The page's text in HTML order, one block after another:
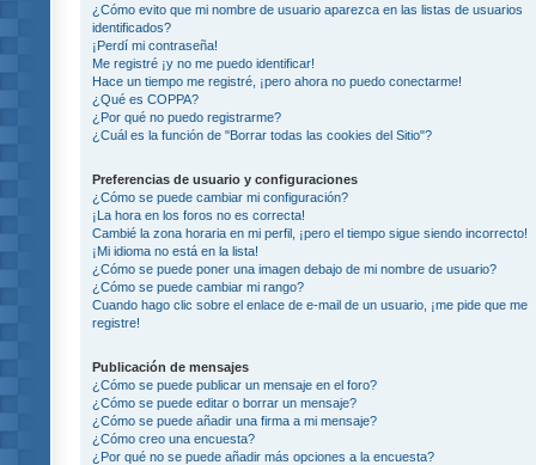
¿Cómo evito que mi nombre de usuario aparezca en las listas de usuarios
identificados?
¡Perdí mi contraseña!
Me registré ¡y no me puedo identificar!
Hace un tiempo me registré, ¡pero ahora no puedo conectarme!
¿Qué es COPPA?
¿Por qué no puedo registrarme?
¿Cuál es la función de "Borrar todas las cookies del Sitio"?
Preferencias de usuario y configuraciones
¿Cómo se puede cambiar mi configuración?
¡La hora en los foros no es correcta!
Cambié la zona horaria en mi perfil, ¡pero el tiempo sigue siendo incorrecto!
¡Mi idioma no está en la lista!
¿Cómo se puede poner una imagen debajo de mi nombre de usuario?
¿Cómo se puede cambiar mi rango?
Cuando hago clic sobre el enlace de e-mail de un usuario, ¡me pide que me
registre!
Publicación de mensajes
¿Cómo se puede publicar un mensaje en el foro?
¿Cómo se puede editar o borrar un mensaje?
¿Cómo se puede añadir una firma a mi mensaje?
¿Cómo creo una encuesta?
¿Por qué no se puede añadir más opciones a la encuesta?